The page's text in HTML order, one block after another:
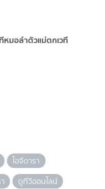
หมอลำตัวแม่ตกเวที
ไอจีดารา
ดูทีวีออนไลน์